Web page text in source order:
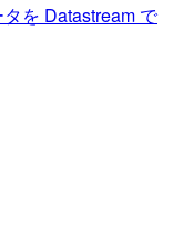
を Datastream で